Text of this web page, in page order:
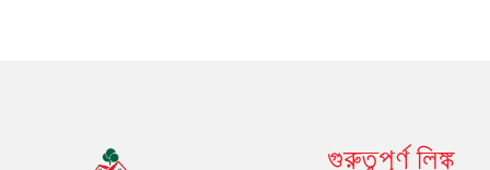
গুরুত্বপূর্ণ লিঙ্ক